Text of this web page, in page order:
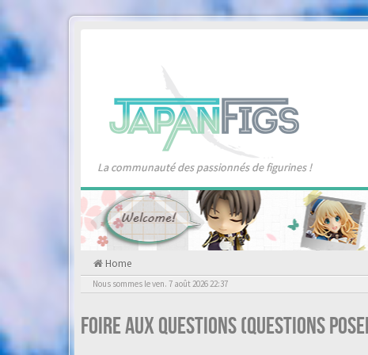
La communauté des passionnés de figurines !
Home
Nous sommes le ven. 7 août 2026 22:37
Foire aux questions (Questions